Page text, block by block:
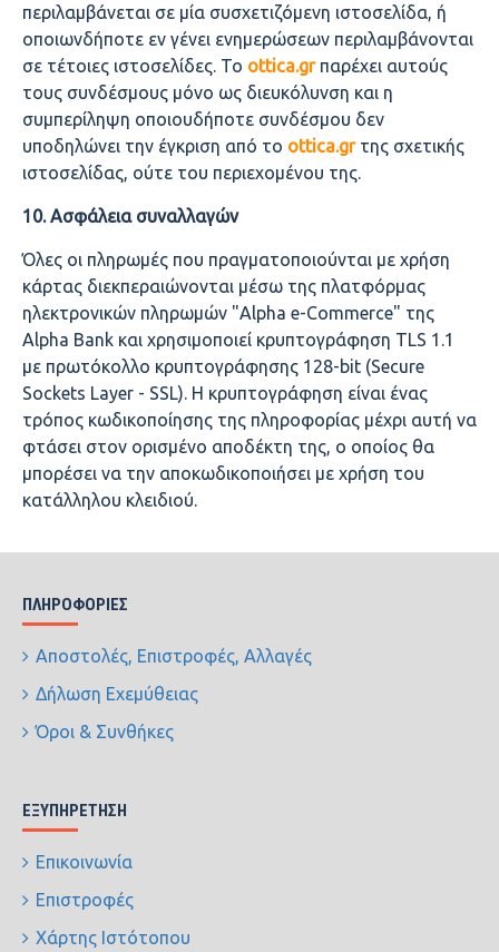
περιλαμβάνεται σε μία συσχετιζόμενη ιστοσελίδα, ή
οποιωνδήποτε εν γένει ενημερώσεων περιλαμβάνονται
σε τέτοιες ιστοσελίδες. Το ottica.grπαρέχει αυτούς
τους συνδέσμους μόνο ως διευκόλυνση και η
συμπερίληψη οποιουδήποτε συνδέσμου δεν
υποδηλώνει την έγκριση από τo ottica.grτης σχετικής
ιστοσελίδας, ούτε του περιεχομένου της.
10. Ασφάλεια συναλλαγών
Όλες οι πληρωμές που πραγματοποιούνται με χρήση
κάρτας διεκπεραιώνονται μέσω της πλατφόρμας
ηλεκτρονικών πληρωμών "Alpha e-Commerce" της
Alpha Bank και χρησιμοποιεί κρυπτογράφηση TLS 1.1
με πρωτόκολλο κρυπτογράφησης 128-bit (Secure
Sockets Layer - SSL). Η κρυπτογράφηση είναι ένας
τρόπος κωδικοποίησης της πληροφορίας μέχρι αυτή να
φτάσει στον ορισμένο αποδέκτη της, ο οποίος θα
μπορέσει να την αποκωδικοποιήσει με χρήση του
κατάλληλου κλειδιού.
ΠΛΗΡΟΦΟΡΊΕΣ
Αποστολές, Επιστροφές, Αλλαγές
Δήλωση Εχεμύθειας
Όροι & Συνθήκες
ΕΞΥΠΗΡΈΤΗΣΗ
Επικοινωνία
Επιστροφές
Χάρτης Ιστότοπου